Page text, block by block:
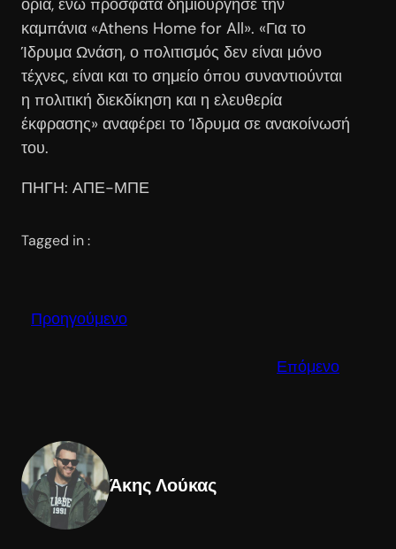
καμπάνια «Athens Home for All». «Για το
Ίδρυμα Ωνάση, ο πολιτισμός δεν είναι μόνο
τέχνες, είναι και το σημείο όπου συναντιούνται
η πολιτική διεκδίκηση και η ελευθερία
έκφρασης» αναφέρει το Ίδρυμα σε ανακοίνωσή
του.
ΠΗΓΗ: ΑΠΕ-ΜΠΕ
Tagged in :
Προηγούμενο
Επόμενο
Άκης Λούκας